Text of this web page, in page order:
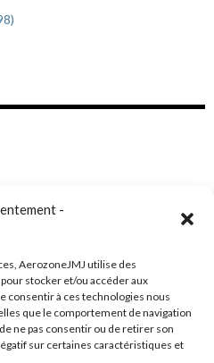
-
AerozoneJMJ utilise des
stocker et/ou accéder aux
consentir à ces technologies nous
que le comportement de navigation
ne pas consentir ou de retirer son
sur certaines caractéristiques et